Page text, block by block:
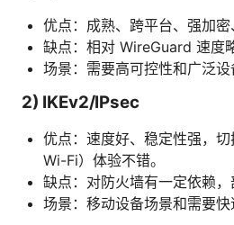
优点：成熟、跨平台、强加密
缺点：相对 WireGuard 速度
场景：需要高可控性和广泛设
2) IKEv2/IPsec
优点：速度好、稳定性强，
Wi-Fi）体验不错。
缺点：对防火墙有一定依赖，
场景：移动设备场景和需要快